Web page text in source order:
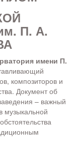
П. А.
имени П.
композиторов и
Документ об
– важный
музыкальной